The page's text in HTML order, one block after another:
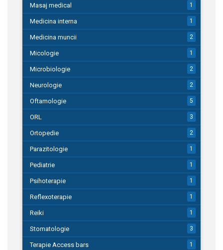
Masaj medical 1
Medicina interna 1
Medicina muncii 2
Micologie 1
Microbiologie 2
Neurologie 2
Oftamologie 5
ORL 3
Ortopedie 2
Parazitologie 1
Pediatrie 1
Psihoterapie 1
Reflexoterapie 1
Reiki 1
Stomatologie 3
Terapie Access bars 1